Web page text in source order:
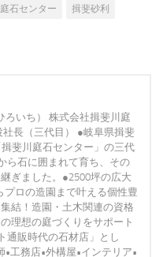
石センター
揖斐砂利
ろいち） 株式会社揖斐川庭
長（三代目） ●岐阜県揖斐
斐川庭石センター」の三代
ら石に囲まれて育ち、その
ぎました。●2500坪の広大
プロの造園まで叶える個性豊
結！造園・土木関連の資格
理想の庭づくりをサポート
通販時代の石材店」とし
工務店•外構屋•インテリア•